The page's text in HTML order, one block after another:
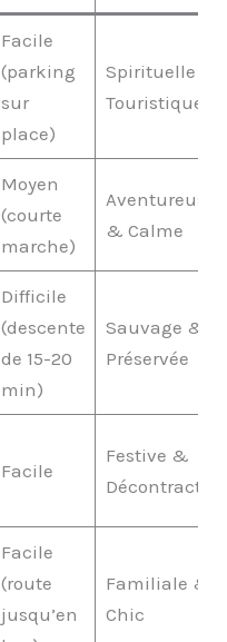
Facile
(parking
sur
place)
Spirituelle &
Touristique
Moyen
(courte
marche)
Aventureuse
& Calme
Difficile
(descente
de 15-20
min)
Sauvage &
Préservée
Facile
Festive &
Décontractée
Facile
(route
jusqu’en
Familiale &
Chic